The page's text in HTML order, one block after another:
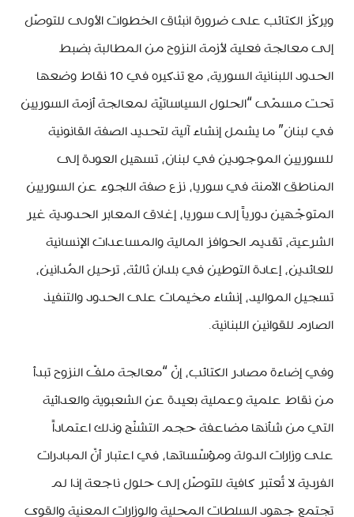
ويركّز الكتائب على ضرورة انبثاق الخطوات الأولى للتوصّل
إلى معالجة فعلية لأزمة النزوح من المطالبة بضبط
الحدود اللبنانية السورية، مع تذكيره في 10 نقاط وضعها
تحت مسمّى “الحلول السياساتيّة لمعالجة أزمة السوريين
في لبنان” ما يشمل إنشاء آلية لتحديد الصفة القانونية
للسوريين الموجودين في لبنان، تسهيل العودة إلى
المناطق الآمنة في سوريا، نزع صفة اللجوء عن السوريين
المتوجّهين دورياً إلى سوريا، إغلاق المعابر الحدودية غير
الشرعية، تقديم الحوافز المالية والمساعدات الإنسانية
للعائدين، إعادة التوطين في بلدان ثالثة، ترحيل المُدانين،
تسجيل المواليد، إنشاء مخيمات على الحدود والتنفيذ
الصارم للقوانين اللبنانية.
وفي إضاءة مصادر الكتائب، إنّ “معالجة ملفّ النزوح تبدأ
من نقاط علمية وعملية بعيدة عن الشعبوية والعدائية
التي من شأنها مضاعفة حجم التشنّج وذلك اعتماداً
على وزارات الدولة ومؤسّساتها، في اعتبار أنّ المبادرات
الفردية لا تُعتبر كافية للتوصّل إلى حلول ناجعة إذا لم
تجتمع جهود السلطات المحلية والوزارات المعنية والقوى